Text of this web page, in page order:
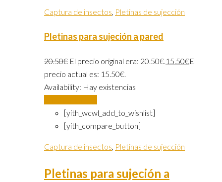
Captura de insectos Pletinas de sujección
Pletinas para sujeción a pared
20.50€ El precio original era: 20.50€. 15.50€El
precio actual es: 15.50€.
Availability: Hay existencias
[yith_wcwl_add_to_wishlist]
[yith_compare_button]
Captura de insectos Pletinas de sujección
Pletinas para sujeción a